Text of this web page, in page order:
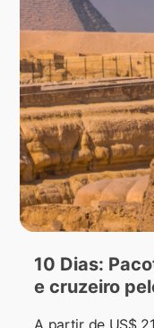
10 Dias:
e cruzeiro
A partir de US$